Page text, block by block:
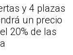
y 4 plazas
un precio
20% de las